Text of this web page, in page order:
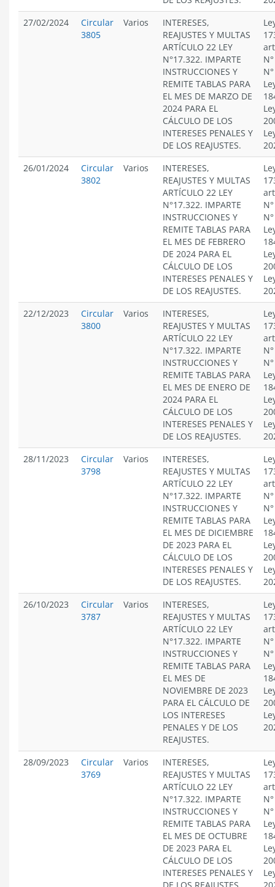
27/02/2024
Circular
3805
Varios
INTERESES,
REAJUSTES Y MULTAS
ARTÍCULO 22 LEY
N°17.322. IMPARTE
INSTRUCCIONES Y
REMITE TABLAS PARA
EL MES DE MARZO DE
2024 PARA EL
CÁLCULO DE LOS
INTERESES PENALES Y
DE LOS REAJUSTES.
26/01/2024
Circular
3802
Varios
INTERESES,
REAJUSTES Y MULTAS
ARTÍCULO 22 LEY
N°17.322. IMPARTE
INSTRUCCIONES Y
REMITE TABLAS PARA
EL MES DE FEBRERO
DE 2024 PARA EL
CÁLCULO DE LOS
INTERESES PENALES Y
DE LOS REAJUSTES.
22/12/2023
Circular
3800
Varios
INTERESES,
REAJUSTES Y MULTAS
ARTÍCULO 22 LEY
N°17.322. IMPARTE
INSTRUCCIONES Y
REMITE TABLAS PARA
EL MES DE ENERO DE
2024 PARA EL
CÁLCULO DE LOS
INTERESES PENALES Y
DE LOS REAJUSTES.
28/11/2023
Circular
3798
Varios
INTERESES,
REAJUSTES Y MULTAS
ARTÍCULO 22 LEY
N°17.322. IMPARTE
INSTRUCCIONES Y
REMITE TABLAS PARA
EL MES DE DICIEMBRE
DE 2023 PARA EL
CÁLCULO DE LOS
INTERESES PENALES Y
DE LOS REAJUSTES.
26/10/2023
Circular
3787
Varios
INTERESES,
REAJUSTES Y MULTAS
ARTÍCULO 22 LEY
N°17.322. IMPARTE
INSTRUCCIONES Y
REMITE TABLAS PARA
EL MES DE
NOVIEMBRE DE 2023
PARA EL CÁLCULO DE
LOS INTERESES
PENALES Y DE LOS
REAJUSTES.
28/09/2023
Circular
3769
Varios
INTERESES,
REAJUSTES Y MULTAS
ARTÍCULO 22 LEY
N°17.322. IMPARTE
INSTRUCCIONES Y
REMITE TABLAS PARA
EL MES DE OCTUBRE
DE 2023 PARA EL
CÁLCULO DE LOS
INTERESES PENALES Y